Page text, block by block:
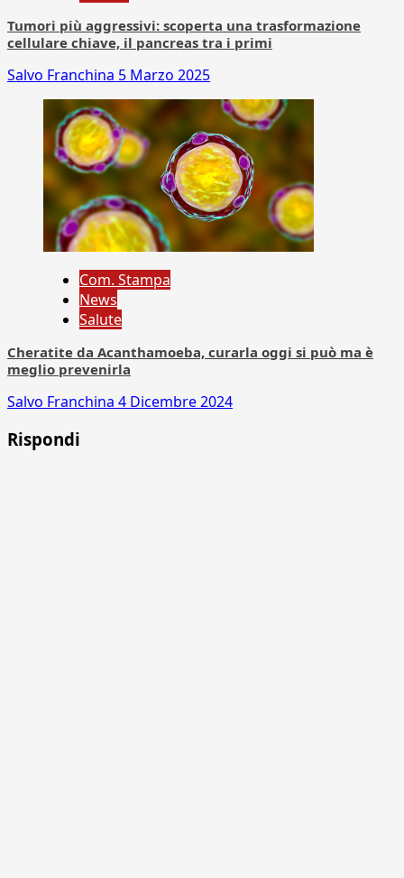
Tumori più aggressivi: scoperta una trasformazione
cellulare chiave, il pancreas tra i primi
Salvo Franchina 5 Marzo 2025
Com. Stampa
News
Salute
Cheratite da Acanthamoeba, curarla oggi si può ma è
meglio prevenirla
Salvo Franchina 4 Dicembre 2024
Rispondi